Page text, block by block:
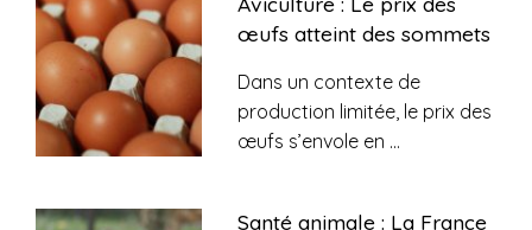
œufs atteint des sommets
Dans un contexte de
production limitée, le prix des
œufs s’envole en ...
Santé animale : La France